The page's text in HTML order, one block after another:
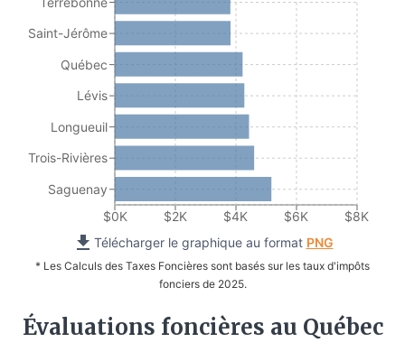
$0K $2K $4K $6K $8K
Saint-Jérôme
Québec
Lévis
Longueuil
Trois-Rivières
Saguenay
Télécharger le graphique au format PNG
* Les Calculs des Taxes Foncières sont basés sur les taux d'impôts
fonciers de 2025.
Évaluations foncières au Québec